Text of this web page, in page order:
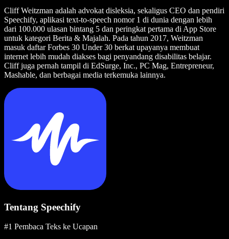
Cliff Weitzman adalah advokat disleksia, sekaligus CEO dan pendiri
Speechify, aplikasi text-to-speech nomor 1 di dunia dengan lebih
dari 100.000 ulasan bintang 5 dan peringkat pertama di App Store
untuk kategori Berita & Majalah. Pada tahun 2017, Weitzman
masuk daftar Forbes 30 Under 30 berkat upayanya membuat
internet lebih mudah diakses bagi penyandang disabilitas belajar.
Cliff juga pernah tampil di EdSurge, Inc., PC Mag, Entrepreneur,
Mashable, dan berbagai media terkemuka lainnya.
Tentang Speechify
#1 Pembaca Teks ke Ucapan